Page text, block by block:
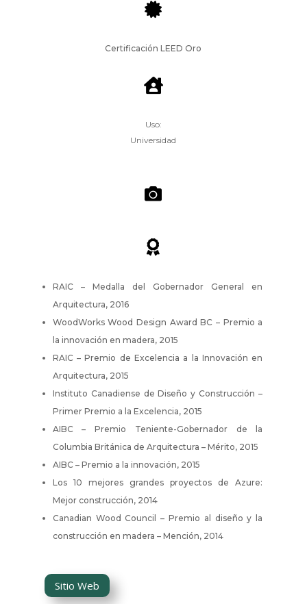

Certificación LEED Oro

Uso:
Universidad


RAIC – Medalla del Gobernador General en
Arquitectura, 2016
WoodWorks Wood Design Award BC – Premio a
la innovación en madera, 2015
RAIC – Premio de Excelencia a la Innovación en
Arquitectura, 2015
Instituto Canadiense de Diseño y Construcción –
Primer Premio a la Excelencia, 2015
AIBC – Premio Teniente-Gobernador de la
Columbia Británica de Arquitectura – Mérito, 2015
AIBC – Premio a la innovación, 2015
Los 10 mejores grandes proyectos de Azure:
Mejor construcción, 2014
Canadian Wood Council – Premio al diseño y la
construcción en madera – Mención, 2014
Sitio Web